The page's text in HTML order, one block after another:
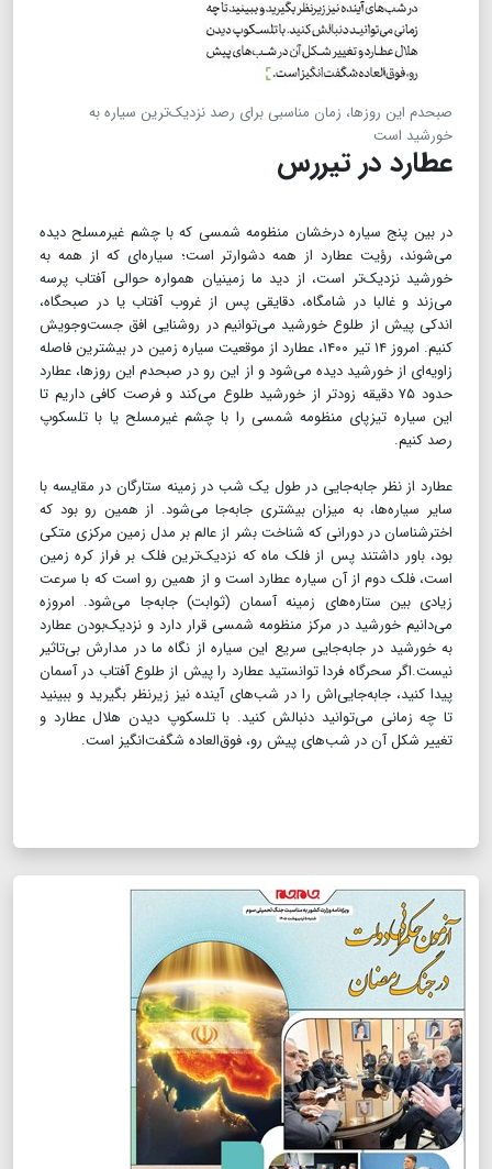
صبحدم این روزها، زمان مناسبی برای رصد نزدیک‌ترین سیاره به
خورشید است
عطارد در تیررس
در بین پنج سیاره درخشان منظومه شمسی که با چشم غیرمسلح دیده
می‌شوند، رؤیت عطارد از همه دشوارتر است؛ سیاره‌ای که از همه به
خورشید نزدیک‌تر است، از دید ما زمینیان همواره حوالی آفتاب پرسه
می‌زند و غالبا در شامگاه، دقایقی پس از غروب آفتاب یا در صبحگاه،
اندکی پیش از طلوع خورشید می‌توانیم در روشنایی افق جست‌وجویش
کنیم. امروز ۱۴ تیر ۱۴۰۰، عطارد از موقعیت سیاره زمین در بیشترین فاصله
زاویه‌ای از خورشید دیده می‌شود و از این رو در صبحدم این روزها، عطارد
حدود ۷۵ دقیقه زودتر از خورشید طلوع می‌کند و فرصت کافی داریم تا
این سیاره تیزپای منظومه شمسی را با چشم غیرمسلح یا با تلسکوپ
رصد کنیم.
عطارد از نظر جابه‌جایی در طول یک شب در زمینه ستارگان در مقایسه با
سایر سیاره‌ها، به میزان بیشتری جابه‌جا می‌شود. از همین رو بود که
اخترشناسان در دورانی که شناخت بشر از عالم بر مدل زمین مرکزی متکی
بود، باور داشتند پس از فلک ماه که نزدیک‌ترین فلک بر فراز کره زمین
است، فلک دوم از آن سیاره عطارد است و از همین رو است که با سرعت
زیادی بین ستاره‌های زمینه آسمان (ثوابت) جابه‌جا می‌شود. امروزه
می‌دانیم خورشید در مرکز منظومه شمسی قرار دارد و نزدیک‌بودن عطارد
به خورشید در جابه‌جایی سریع این سیاره از نگاه ما در مدارش بی‌تاثیر
نیست.اگر سحرگاه فردا توانستید عطارد را پیش از طلوع آفتاب در آسمان
پیدا کنید، جابه‌جایی‌اش را در شب‌های آینده نیز زیرنظر بگیرید و ببینید
تا چه زمانی می‌توانید دنبالش کنید. با تلسکوپ دیدن هلال عطارد و
تغییر شکل آن در شب‌های پیش رو، فوق‌العاده شگفت‌انگیز است.